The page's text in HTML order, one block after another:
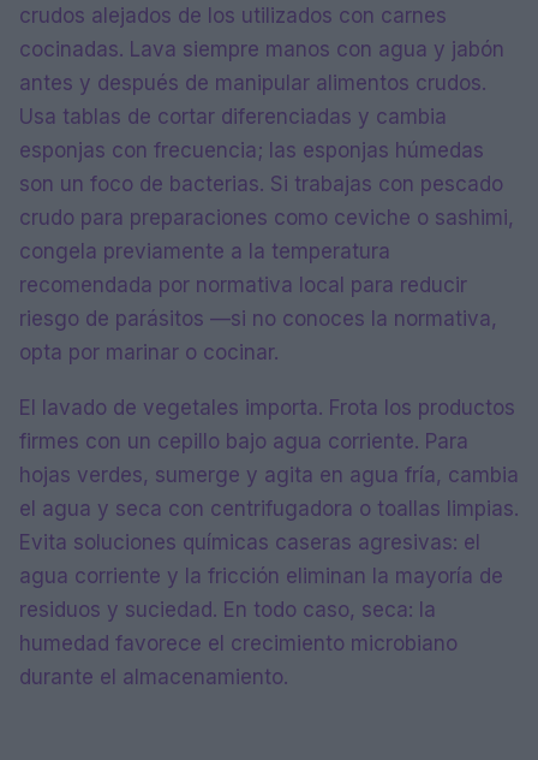
crudos alejados de los utilizados con carnes
cocinadas. Lava siempre manos con agua y jabón
antes y después de manipular alimentos crudos.
Usa tablas de cortar diferenciadas y cambia
esponjas con frecuencia; las esponjas húmedas
son un foco de bacterias. Si trabajas con pescado
crudo para preparaciones como ceviche o sashimi,
congela previamente a la temperatura
recomendada por normativa local para reducir
riesgo de parásitos —si no conoces la normativa,
opta por marinar o cocinar.
El lavado de vegetales importa. Frota los productos
firmes con un cepillo bajo agua corriente. Para
hojas verdes, sumerge y agita en agua fría, cambia
el agua y seca con centrifugadora o toallas limpias.
Evita soluciones químicas caseras agresivas: el
agua corriente y la fricción eliminan la mayoría de
residuos y suciedad. En todo caso, seca: la
humedad favorece el crecimiento microbiano
durante el almacenamiento.